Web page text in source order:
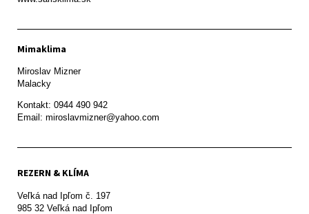
Mimaklima
Miroslav Mizner
Malacky
Kontakt: 0944 490 942
REZERN & KLÍMA
Veľká nad Ipľom č. 197
985 32 Veľká nad Ipľom